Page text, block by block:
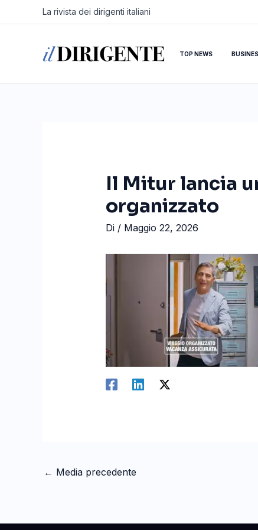
La rivista dei dirigenti italiani
TOP NEWS
Il Mitur lancia
organizzato
Di / Maggio 22, 2026
Navigazione
← Media precedente